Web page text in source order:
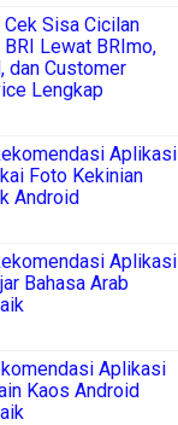
Cek Sisa Cicilan
BRI Lewat BRImo,
dan Customer
Lengkap
Aplikasi
Foto Kekinian
Android
Aplikasi
Bahasa Arab
Aplikasi
Kaos Android